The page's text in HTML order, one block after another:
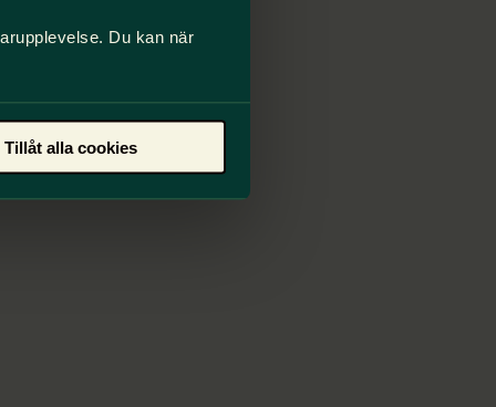
Du kan när
Tillåt alla cookies